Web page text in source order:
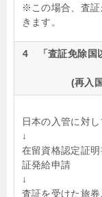
※この場合、査証
きます。
4 「査証免除国
(再入
日本の入管に対
↓
在留資格認定証
証発給申請
↓
査証を受けた旅